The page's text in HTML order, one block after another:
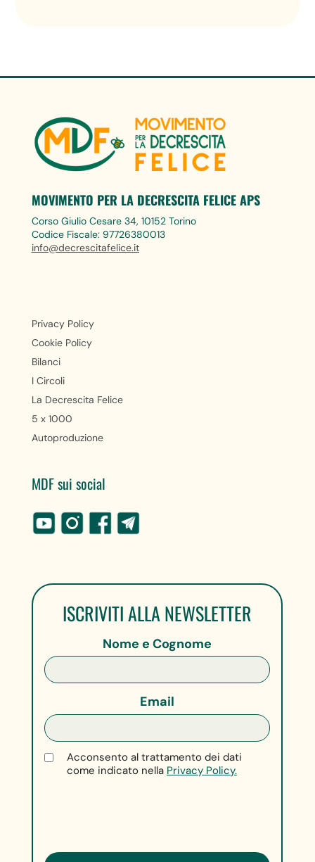
MOVIMENTO PER LA DECRESCITA FELICE APS
Corso Giulio Cesare 34, 10152 Torino
Codice Fiscale: 97726380013
info@decrescitafelice.it
Privacy Policy
Cookie Policy
Bilanci
I Circoli
La Decrescita Felice
5 x 1000
Autoproduzione
MDF sui social
ISCRIVITI ALLA NEWSLETTER
Nome e Cognome
Email
Acconsento al trattamento dei dati
come indicato nella Privacy Policy.